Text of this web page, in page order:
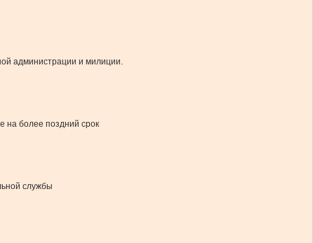
администрации и милиции.
на более поздний срок
службы